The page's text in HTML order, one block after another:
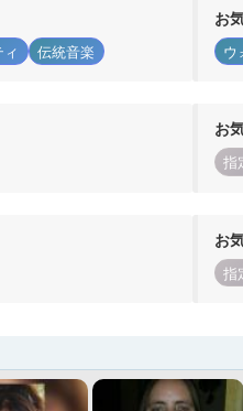
ィ 伝統音楽
お
ウ
お
指
お
指